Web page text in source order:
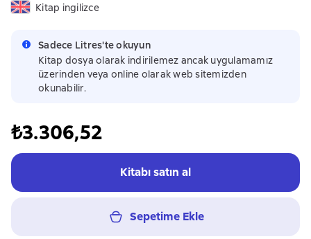
Kitap ingilizce
Sadece Litres'te okuyun
Kitap dosya olarak indirilemez ancak uygulamamız
üzerinden veya online olarak web sitemizden
okunabilir.
₺3.306,52
Kitabı satın al
Sepetime Ekle